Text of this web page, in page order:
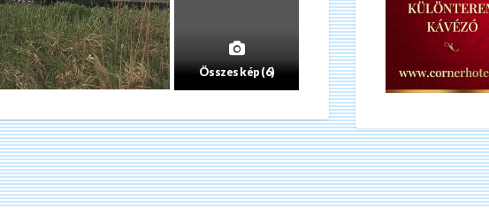
Összes kép (6)